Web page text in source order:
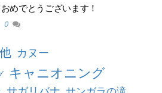
めでとうございます！
0
カヌー
キャニオニング